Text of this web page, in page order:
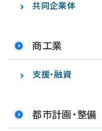
共同企業体
商工業
支援・融資
都市計画・整備